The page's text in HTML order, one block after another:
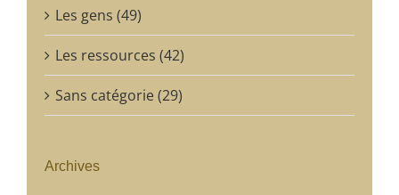
Les gens (49)
Les ressources (42)
Sans catégorie (29)
Archives